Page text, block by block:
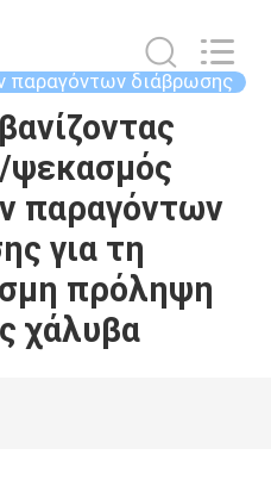
παραγόντων διάβρωσης
παραγόντων
για τη
πρόληψη
χάλυβα